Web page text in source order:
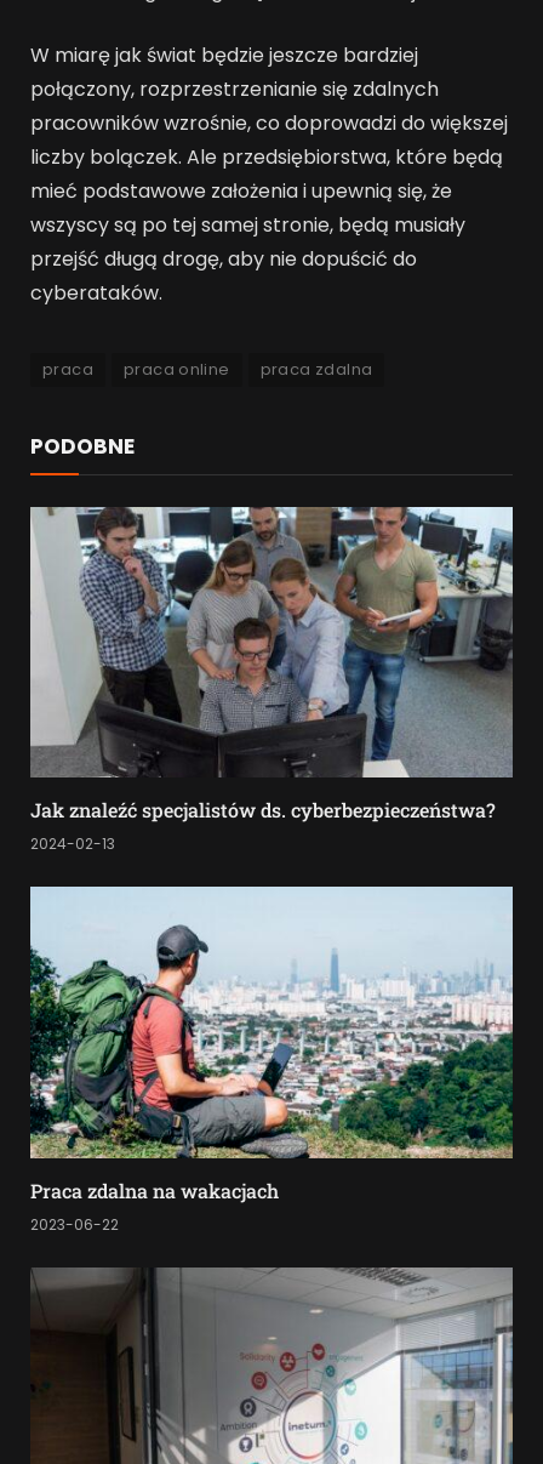
W miarę jak świat będzie jeszcze bardziej
połączony, rozprzestrzenianie się zdalnych
pracowników wzrośnie, co doprowadzi do większej
liczby bolączek. Ale przedsiębiorstwa, które będą
mieć podstawowe założenia i upewnią się, że
wszyscy są po tej samej stronie, będą musiały
przejść długą drogę, aby nie dopuścić do
cyberataków.
praca praca online praca zdalna
PODOBNE
Jak znaleźć specjalistów ds. cyberbezpieczeństwa?
2024-02-13
Praca zdalna na wakacjach
2023-06-22